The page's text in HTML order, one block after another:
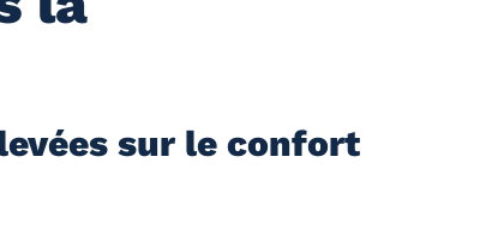
sur le confort